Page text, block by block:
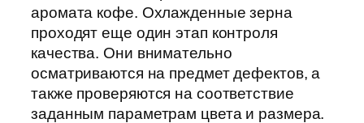
аромата кофе. Охлажденные зерна
проходят еще один этап контроля
качества. Они внимательно
осматриваются на предмет дефектов, а
также проверяются на соответствие
заданным параметрам цвета и размера.